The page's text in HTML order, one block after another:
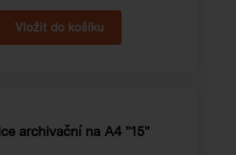
archivační na A4 "15"